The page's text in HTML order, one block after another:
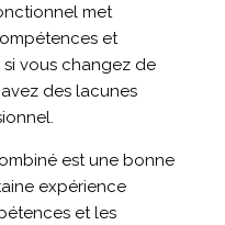
met
et
vous changez de
des lacunes
est une bonne
expérience
et les